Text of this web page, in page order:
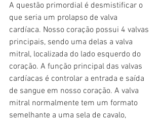
A questão primordial é desmistificar o
que seria um prolapso de valva
cardíaca. Nosso coração possui 4 valvas
principais, sendo uma delas a valva
mitral, localizada do lado esquerdo do
coração. A função principal das valvas
cardíacas é controlar a entrada e saída
de sangue em nosso coração. A valva
mitral normalmente tem um formato
semelhante a uma sela de cavalo,